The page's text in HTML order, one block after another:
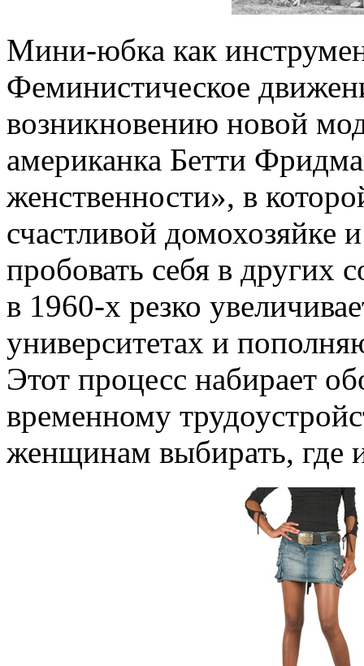
Мини-юбка как
Феминистическое
возникновению новой
американка Бетти
женственности», в
счастливой домохозяйке
пробовать себя в других
в 1960-х резко
университетах и
Этот процесс набирает
временному
женщинам выбирать, где